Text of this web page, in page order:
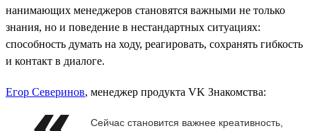
нанимающих менеджеров становятся важными не только
знания, но и поведение в нестандартных ситуациях:
способность думать на ходу, реагировать, сохранять гибкость
и контакт в диалоге.
Егор Северинов, менеджер продукта VK Знакомства:
Сейчас становится важнее креативность,